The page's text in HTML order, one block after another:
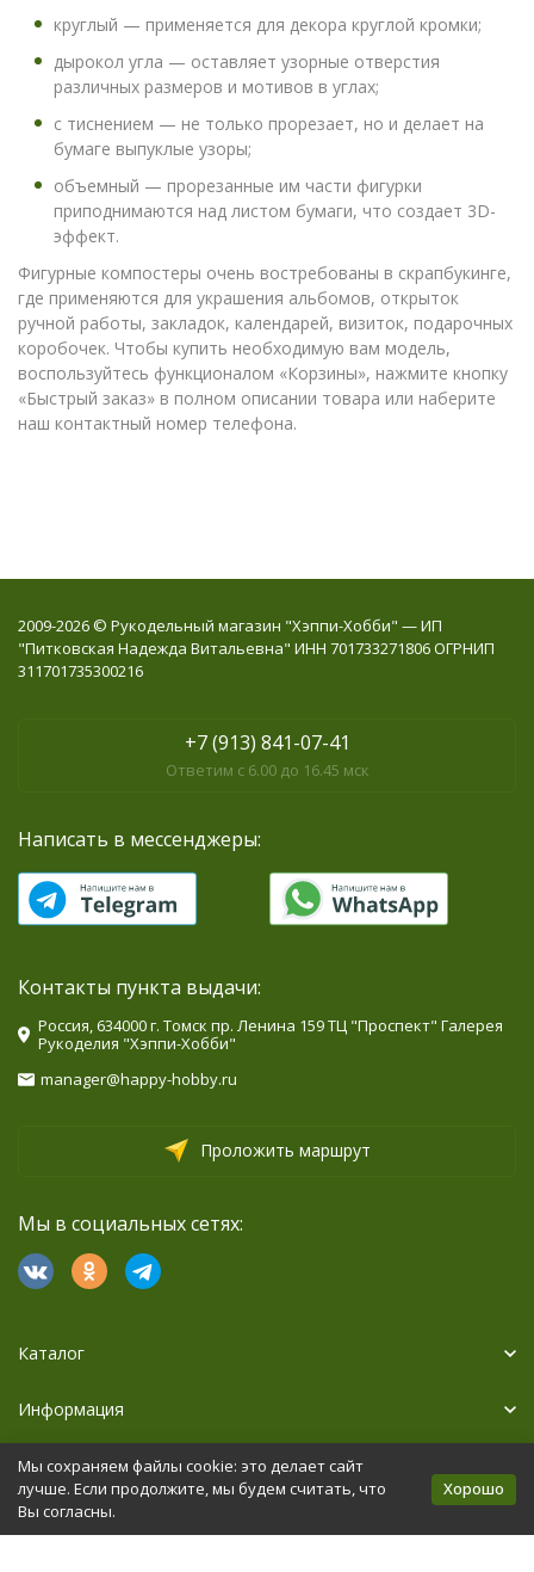
круглый — применяется для декора круглой кромки;
дырокол угла — оставляет узорные отверстия
различных размеров и мотивов в углах;
с тиснением — не только прорезает, но и делает на
бумаге выпуклые узоры;
объемный — прорезанные им части фигурки
приподнимаются над листом бумаги, что создает 3D-
эффект.
Фигурные компостеры очень востребованы в скрапбукинге,
где применяются для украшения альбомов, открыток
ручной работы, закладок, календарей, визиток, подарочных
коробочек. Чтобы купить необходимую вам модель,
воспользуйтесь функционалом «Корзины», нажмите кнопку
«Быстрый заказ» в полном описании товара или наберите
наш контактный номер телефона.
2009-2026 © Рукодельный магазин "Хэппи-Хобби" — ИП
"Питковская Надежда Витальевна" ИНН 701733271806 ОГРНИП
311701735300216
+7 (913) 841-07-41
Ответим с 6.00 до 16.45 мск
Написать в мессенджеры:
Контакты пункта выдачи:
Россия, 634000 г. Томск пр. Ленина 159 ТЦ "Проспект" Галерея
Рукоделия "Хэппи-Хобби"
manager@happy-hobby.ru
Проложить маршрут
Мы в социальных сетях:
Каталог
Информация
Дополнительно
Политика персональных данных Карта сайта
Мы сохраняем файлы cookie: это делает сайт
лучше. Если продолжите, мы будем считать, что
Вы согласны.
Хорошо